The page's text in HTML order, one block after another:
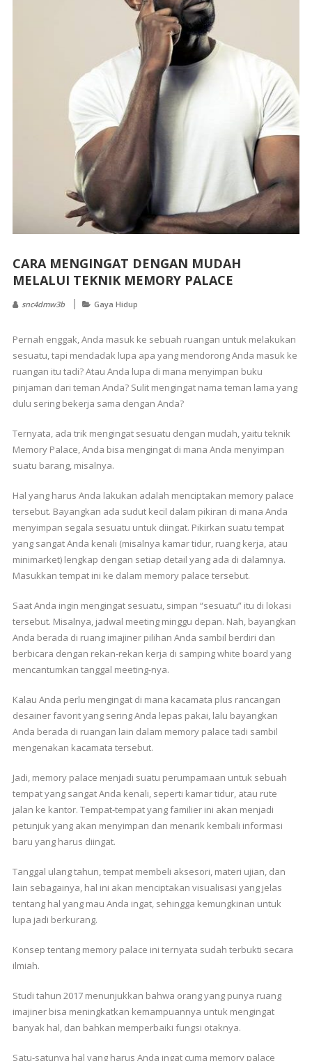
CARA MENGINGAT DENGAN MUDAH
MELALUI TEKNIK MEMORY PALACE
snc4dmw3b Gaya Hidup
Pernah enggak, Anda masuk ke sebuah ruangan untuk melakukan
sesuatu, tapi mendadak lupa apa yang mendorong Anda masuk ke
ruangan itu tadi? Atau Anda lupa di mana menyimpan buku
pinjaman dari teman Anda? Sulit mengingat nama teman lama yang
dulu sering bekerja sama dengan Anda?
Ternyata, ada trik mengingat sesuatu dengan mudah, yaitu teknik
Memory Palace, Anda bisa mengingat di mana Anda menyimpan
suatu barang, misalnya.
Hal yang harus Anda lakukan adalah menciptakan memory palace
tersebut. Bayangkan ada sudut kecil dalam pikiran di mana Anda
menyimpan segala sesuatu untuk diingat. Pikirkan suatu tempat
yang sangat Anda kenali (misalnya kamar tidur, ruang kerja, atau
minimarket) lengkap dengan setiap detail yang ada di dalamnya.
Masukkan tempat ini ke dalam memory palace tersebut.
Saat Anda ingin mengingat sesuatu, simpan “sesuatu” itu di lokasi
tersebut. Misalnya, jadwal meeting minggu depan. Nah, bayangkan
Anda berada di ruang imajiner pilihan Anda sambil berdiri dan
berbicara dengan rekan-rekan kerja di samping white board yang
mencantumkan tanggal meeting-nya.
Kalau Anda perlu mengingat di mana kacamata plus rancangan
desainer favorit yang sering Anda lepas pakai, lalu bayangkan
Anda berada di ruangan lain dalam memory palace tadi sambil
mengenakan kacamata tersebut.
Jadi, memory palace menjadi suatu perumpamaan untuk sebuah
tempat yang sangat Anda kenali, seperti kamar tidur, atau rute
jalan ke kantor. Tempat-tempat yang familier ini akan menjadi
petunjuk yang akan menyimpan dan menarik kembali informasi
baru yang harus diingat.
Tanggal ulang tahun, tempat membeli aksesori, materi ujian, dan
lain sebagainya, hal ini akan menciptakan visualisasi yang jelas
tentang hal yang mau Anda ingat, sehingga kemungkinan untuk
lupa jadi berkurang.
Konsep tentang memory palace ini ternyata sudah terbukti secara
ilmiah.
Studi tahun 2017 menunjukkan bahwa orang yang punya ruang
imajiner bisa meningkatkan kemampuannya untuk mengingat
banyak hal, dan bahkan memperbaiki fungsi otaknya.
Satu-satunya hal yang harus Anda ingat cuma memory palace